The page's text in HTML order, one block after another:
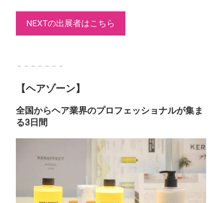
NEXTの出展者はこちら
－－－－－－－
【ヘアゾーン】
全国からヘア業界のプロフェッショナルが集ま
る3日間